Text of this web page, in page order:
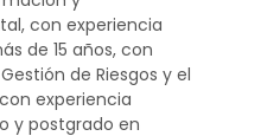
con experiencia
de 15 años, con
de Riesgos y el
experiencia
y postgrado en